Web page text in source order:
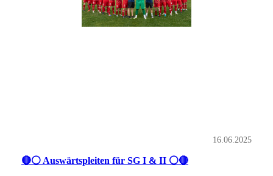
16.06.2025
🔴⚪ Auswärtspleiten für SG I & II ⚪🔴